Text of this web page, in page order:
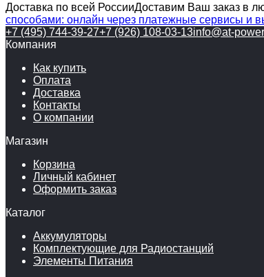
Доставка по всей РоссииДоставим Ваш заказ в
способами: онлайн через платежные сервисы и
+7 (495) 744-39-27+7 (926) 108-03-13info@at-
Компания
Как купить
Оплата
Доставка
Контакты
О компании
Магазин
Корзина
Личный кабинет
Оформить заказ
Каталог
Аккумуляторы
Комплектующие для Радиостанций
Элементы Питания